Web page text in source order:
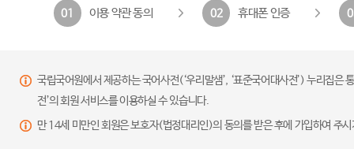
01 이용 약관 동의 02 휴대폰 인증
국립국어원에서 제공하는 국어사전(‘우리말샘’, ‘표준국어대사전’) 누리집
전’의 회원 서비스를 이용하실 수 있습니다.
만 14세 미만인 회원은 보호자(법정대리인)의 동의를 받은 후에 가입하여 주